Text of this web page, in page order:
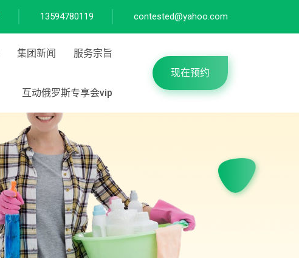
13594780119 contested@yahoo.com
集团新闻 服务宗旨
互动俄罗斯专享会vip
现在预约